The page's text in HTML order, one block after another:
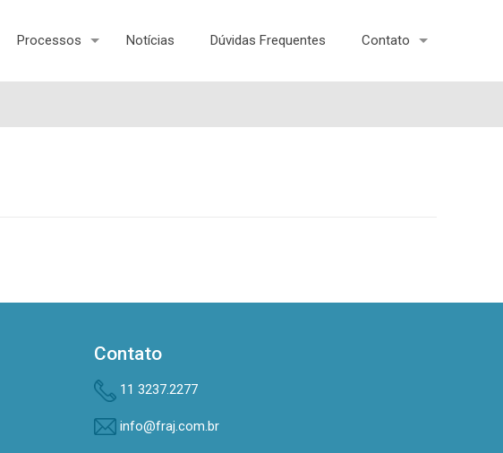
Processos Notícias Dúvidas Frequentes Contato
Contato
11 3237.2277
info@fraj.com.br